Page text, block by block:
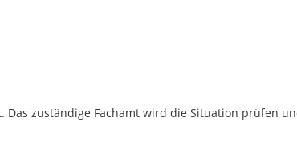
Das zuständige Fachamt wird die Situation prüfen